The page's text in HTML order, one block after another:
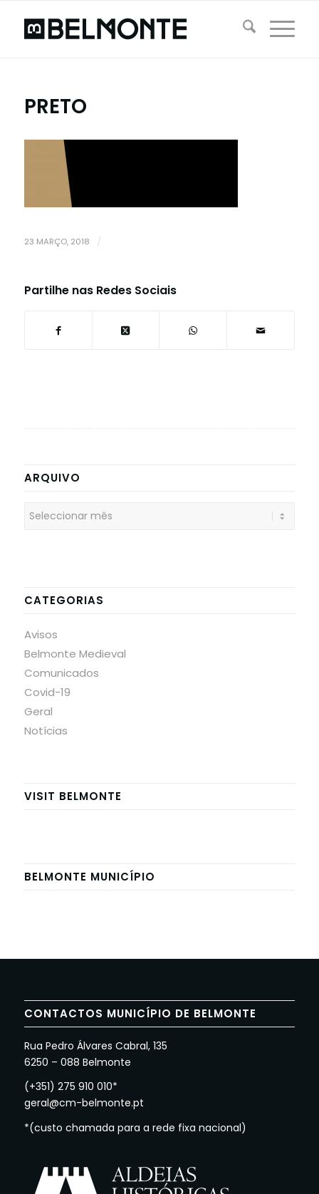
PRETO
23 MARÇO, 2018 /
Partilhe nas Redes Sociais
ARQUIVO
CATEGORIAS
Avisos
Belmonte Medieval
Comunicados
Covid-19
Geral
Notícias
VISIT BELMONTE
BELMONTE MUNICÍPIO
CONTACTOS MUNICÍPIO DE BELMONTE
Rua Pedro Álvares Cabral, 135
6250 – 088 Belmonte
(+351) 275 910 010*
geral@cm-belmonte.pt
*(custo chamada para a rede fixa nacional)